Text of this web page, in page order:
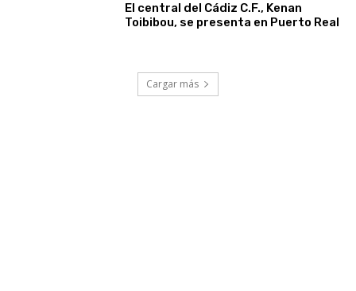
El central del Cádiz C.F., Kenan
Toibibou, se presenta en Puerto Real
Cargar más